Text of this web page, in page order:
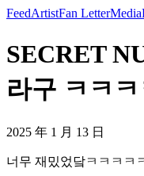
FeedArtistFan LetterMedia
SECRET
라구 ㅋㅋ
2025 年 1 月 13 日
너무 재밌었닼ㅋㅋㅋㅋ